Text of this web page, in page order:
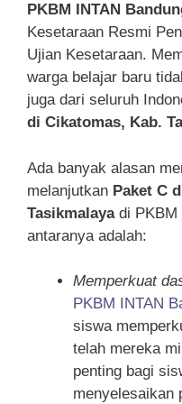
PKBM INTAN
Kesetaraan Resmi
Ujian Kesetaraan.
warga belajar baru
juga dari seluruh
di Cikatomas, Kab.
Ada banyak alasan
melanjutkan Paket C
Tasikmalayadi PKBM
antaranya adalah:
Memperkuat
PKBM INTAN
siswa
telah mereka
penting bagi
menyelesaikan